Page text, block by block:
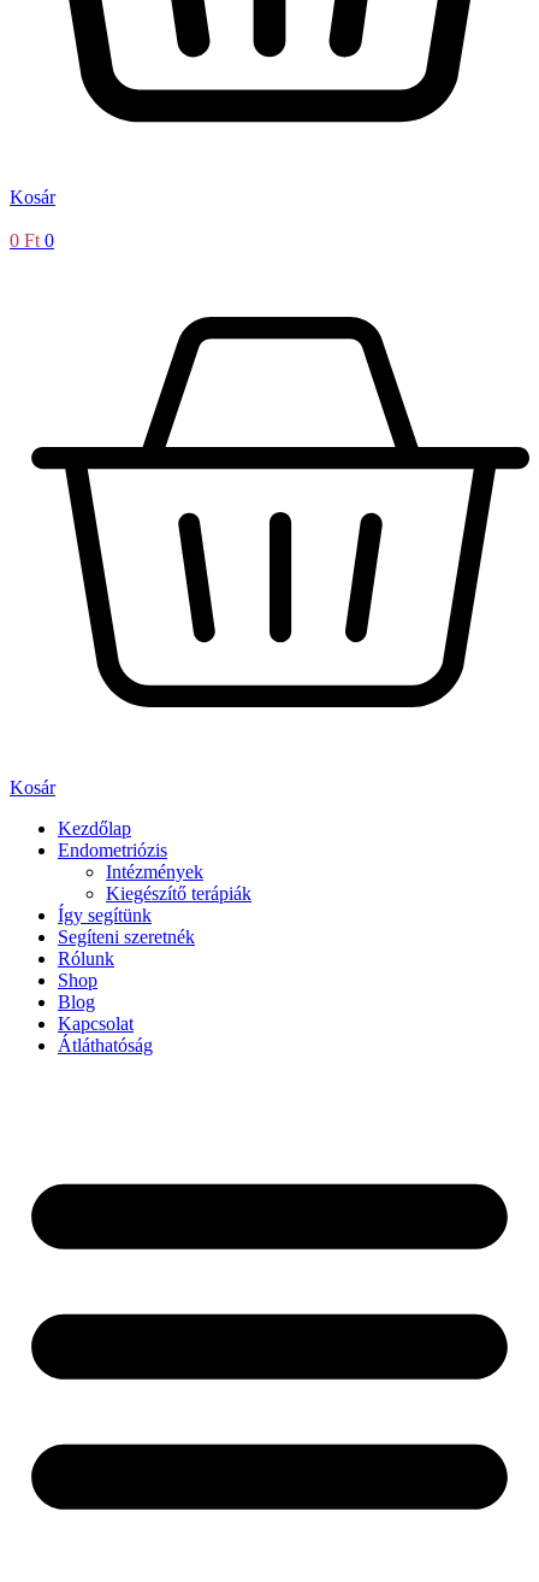
Kosár
0 Ft 0
Kosár
Kezdőlap
Endometriózis
Intézmények
Kiegészítő terápiák
Így segítünk
Segíteni szeretnék
Rólunk
Shop
Blog
Kapcsolat
Átláthatóság